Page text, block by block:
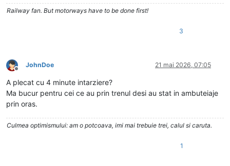
Railway fan. But motorways have to be done first!
3
Deconectat
JohnDoe 21 mai 2026, 07:05
A plecat cu 4 minute intarziere?
Ma bucur pentru cei ce au prin trenul desi au stat in ambuteiaje
prin oras.
Culmea optimismului: am o potcoava, imi mai trebuie trei, calul si caruta.
1